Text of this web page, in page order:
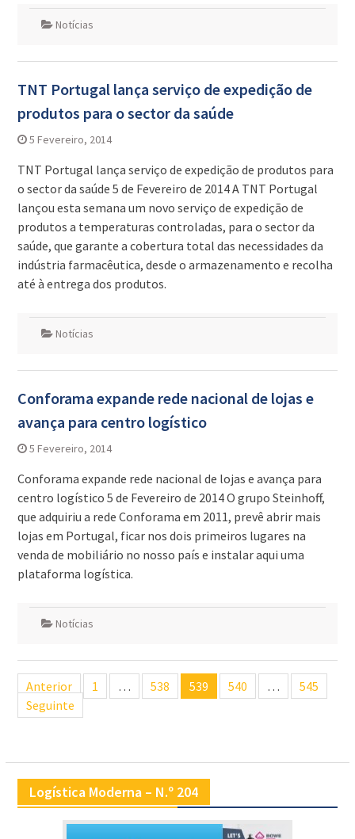
Notícias
TNT Portugal lança serviço de expedição de
produtos para o sector da saúde
5 Fevereiro, 2014
TNT Portugal lança serviço de expedição de produtos para
o sector da saúde 5 de Fevereiro de 2014 A TNT Portugal
lançou esta semana um novo serviço de expedição de
produtos a temperaturas controladas, para o sector da
saúde, que garante a cobertura total das necessidades da
indústria farmacêutica, desde o armazenamento e recolha
até à entrega dos produtos.
Notícias
Conforama expande rede nacional de lojas e
avança para centro logístico
5 Fevereiro, 2014
Conforama expande rede nacional de lojas e avança para
centro logístico 5 de Fevereiro de 2014 O grupo Steinhoff,
que adquiriu a rede Conforama em 2011, prevê abrir mais
lojas em Portugal, ficar nos dois primeiros lugares na
venda de mobiliário no nosso país e instalar aqui uma
plataforma logística.
Notícias
Navegação
de
artigos
Anterior 1 … 538 539 540 …
545
Seguinte
Logística Moderna – N.º 204